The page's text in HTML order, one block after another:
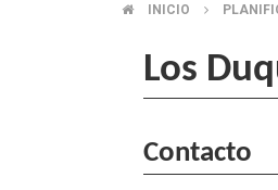
INICIO
Los
Contacto